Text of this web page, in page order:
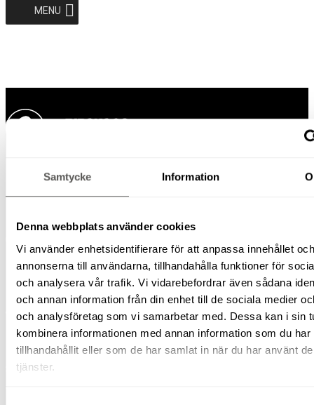
Samtycke Information
Denna webbplats använder cookies
Vi använder enhetsidentifierare för att anpassa innehållet och
annonserna till användarna, tillhandahålla funktioner för
och analysera vår trafik. Vi vidarebefordrar även sådana
och annan information från din enhet till de sociala medier
och analysföretag som vi samarbetar med. Dessa kan i sin
kombinera informationen med annan information som du har
tillhandahållit eller som de har samlat in när du har använt
tjänster.
MENU
Våra depåer
Finspång:
Skäggebyvägen 9